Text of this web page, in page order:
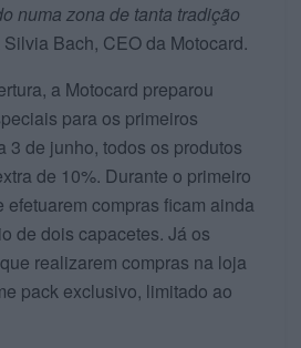
numa zona de tanta tradição
Silvia Bach, CEO da Motocard.
a Motocard preparou
para os primeiros
3 de junho, todos os produtos
de 10%. Durante o primeiro
efetuarem compras ficam ainda
de dois capacetes. Já os
realizarem compras na loja
pack exclusivo, limitado ao